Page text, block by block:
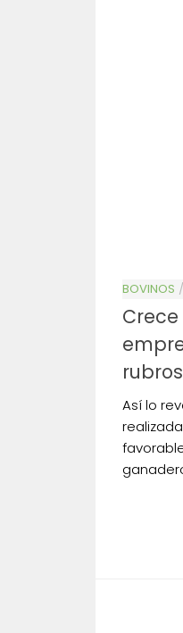
BOVINOS /
Así lo